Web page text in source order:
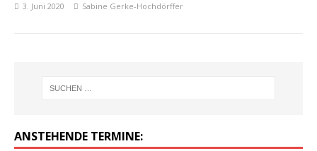
3. Juni 2020 Sabine Gerke-Hochdörffer
ANSTEHENDE TERMINE: